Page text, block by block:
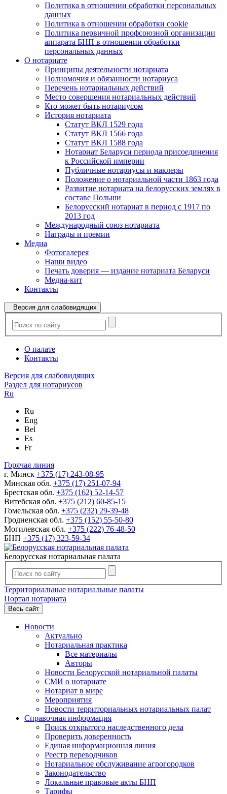
Политика в отношении обработки персональных
данных
Политика в отношении обработки cookie
Политика первичной профсоюзной организации
аппарата БНП в отношении обработки
персональных данных
О нотариате
Принципы деятельности нотариата
Полномочия и обязанности нотариуса
Перечень нотариальных действий
Место совершения нотариальных действий
Кто может быть нотариусом
История нотариата
Статут ВКЛ 1529 года
Статут ВКЛ 1566 года
Статут ВКЛ 1588 года
Нотариат Беларуси периода присоединения
к Российской империи
Публичные нотариусы и маклеры
Положение о нотариальной части 1863 года
Развитие нотариата на белорусских землях в
составе Польши
Белорусский нотариат в период с 1917 по
2013 год
Международный союз нотариата
Награды и премии
Медиа
Фотогалерея
Наши видео
Печать доверия — издание нотариата Беларуси
Медиа-кит
Контакты
Версия для слабовидящих
О палате
Контакты
Версия для слабовидящих
Раздел для нотариусов
Ru
Ru
Eng
Bel
Es
Fr
Горячая линия
г. Минск +375 (17) 243-08-95
Минская обл. +375 (17) 251-07-94
Брестская обл. +375 (162) 52-14-57
Витебская обл. +375 (212) 60-85-15
Гомельская обл. +375 (232) 29-39-48
Гродненская обл. +375 (152) 55-50-80
Могилевская обл. +375 (222) 76-48-50
БНП +375 (17) 323-59-34
Белорусская нотариальная палата
Территориальные нотариальные палаты
Портал нотариата
Весь сайт
Новости
Актуально
Нотариальная практика
Все материалы
Авторы
Новости Белорусской нотариальной палаты
СМИ о нотариате
Нотариат в мире
Мероприятия
Новости территориальных нотариальных палат
Справочная информация
Поиск открытого наследственного дела
Проверить доверенность
Единая информационная линия
Реестр переводчиков
Нотариальное обслуживание агрогородков
Законодательство
Локальные правовые акты БНП
Тарифы